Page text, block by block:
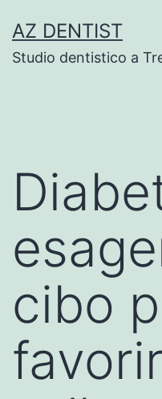
to
content
AZ DENTIST
Studio dentistico a
cibo